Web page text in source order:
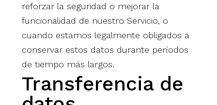
reforzar la seguridad o mejorar la
funcionalidad de nuestro Servicio, o
cuando estamos legalmente obligados a
conservar estos datos durante períodos
de tiempo más largos.
Transferencia de